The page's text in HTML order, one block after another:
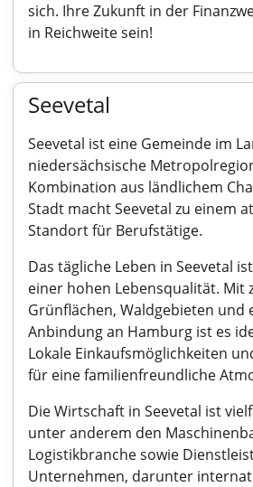
sich. Ihre Zukunft in der
in Reichweite sein!
Seevetal
Seevetal ist eine Gemeinde im
niedersächsische
Kombination aus ländlichem
Stadt macht Seevetal zu einem
Standort für Berufstätige.
Das tägliche Leben in Seevetal
einer hohen Lebensqualität. Mit
Grünflächen, Waldgebieten und
Anbindung an Hamburg ist es
Lokale Einkaufsmöglichkeiten
für eine familienfreundliche
Die Wirtschaft in Seevetal ist
unter anderem den
Logistikbranche sowie
Unternehmen, darunter